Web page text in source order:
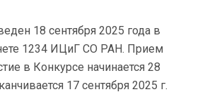
18 сентября 2025 года в
1234 ИЦиГ СО РАН. Прием
в Конкурсе начинается 28
17 сентября 2025 г.